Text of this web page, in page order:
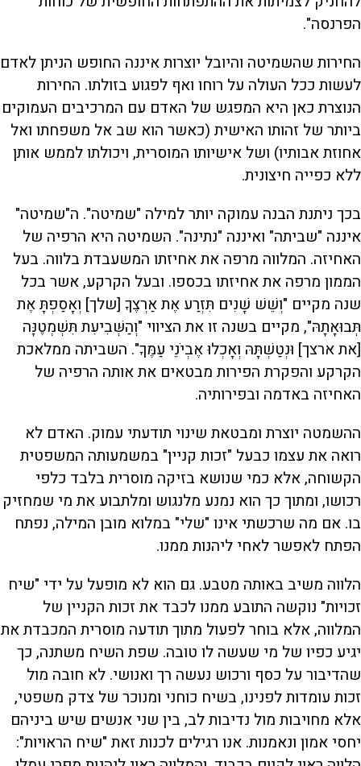
הפרנסה".
החירות שהשמיטה והיובל יוצרות איננה החופש הניתן לאדם
לעשות ככל העולה על רוחו ואף לפגוע בזולתו. החירות
הנוצרת כאן היא המפגש של האדם עם המרכיבים העמוקים
ביותר של זהותו האישית (כאשר הוא שב אל משפחתו ואל
אחוזת אבותיו) ושל אישיותו המוסרית, ויכולתו לממש אותן
ללא כפייה חיצונית.
בכך ניתנת הבנה עמוקה יותר למילה "שמיטה". ה"שמיטה"
איננה "שביתה" ואיננה "נתינה". השמיטה היא הרפיה של
האחיזה. המלווה מרפה את אחיזתו המשעבדת בלווה. בעל
הממון מרפה את אחיזתו בכספו. ובעל הקרקע, אשר בכל
שנה מקיים "וְשֵׁשׁ שָׁנִים תִּזְרַע אֶת אַרְצֶךָ [שלך] וְאָסַפְתָּ אֶת
תְּבוּאָתָהּ", מקיים בשנה זו את הציווי "וְהַשְּׁבִיעִת תִּשְׁמְטֶנָּה
[את ארצך] וּנְטַשְׁתָּהּ וְאָכְלוּ אֶבְיֹנֵי עַמֶּךָ". השביתה ממלאכת
הקרקע והפקרת הפירות מבטאים את אותה הרפיה של
האחיזה באדמה ובפירותיה.
ההשמטה יוצרת ומבטאת שינוי תודעתי עמוק. האדם לא
רואה את עצמו כבעל "זכות קניין" במשמעותה המשפטית
הקשוחה, אלא כמי שנושא בזיקה מוסרית בלבד כלפי
רכושו, ומתוך כך הוא נמנע מלנגוש ומלתבוע את מי שמחזיק
בו. אם מה שרכשתי אינו "שלי" במלוא מובן המילה, נפתח
הפתח לאפשר לאחי ליהנות ממנו.
הלווה משיב באותה מטבע. גם הוא לא מופעל על ידי "שיח
זכויות" נוקשה התובע ממנו לכבד את זכות הקניין של
המלווה, אלא בוחר לפעול מתוך תודעה מוסרית המכבדת את
יגיע כפיו של מי שעשה לו טובה. שפת השיח משתנה, כך
שהדיבור על כסף ורכוש נעשה רך ואנושי. לא חובה מול
זכות עומדות לפנינו, בשיח כוחני ומנוכר של צדק משפטי,
אלא מחויבות מול נדיבות לב, בין שני אנשים שיש ביניהם
יחסי אמון ונאמנות. אנו רגילים לכנות זאת "שיח הראויות":